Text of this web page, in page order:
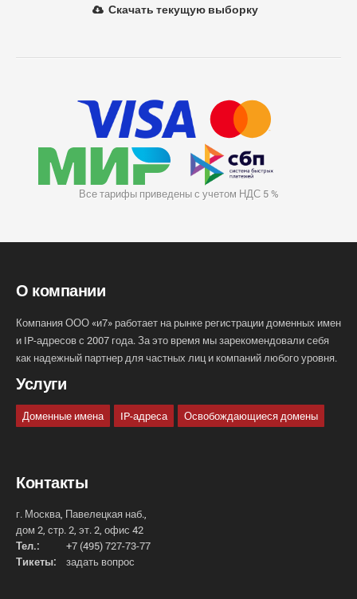
Скачать текущую выборку
Все тарифы приведены с учетом НДС 5 %
О компании
Компания ООО «и7» работает на рынке регистрации доменных имен
и IP-адресов с 2007 года. За это время мы зарекомендовали себя
как надежный партнер для частных лиц и компаний любого уровня.
Услуги
Доменные имена IP-адреса Освобождающиеся домены
Контакты
г. Москва, Павелецкая наб.,
дом 2, стр. 2, эт. 2, офис 42
Тел.:
+7 (495) 727-73-77
Тикеты:
задать вопрос